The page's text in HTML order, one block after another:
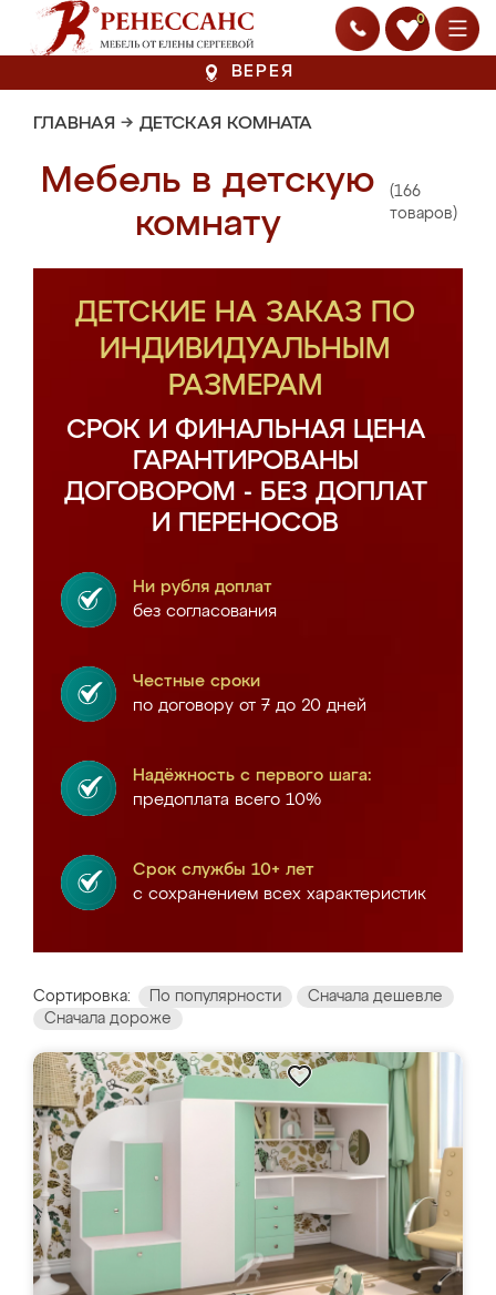
0
ВЕРЕЯ
ГЛАВНАЯ → ДЕТСКАЯ КОМНАТА
Мебель в детскую
комнату
(166
товаров)
ДЕТСКИЕ НА ЗАКАЗ ПО
ИНДИВИДУАЛЬНЫМ
РАЗМЕРАМ
СРОК И ФИНАЛЬНАЯ ЦЕНА
ГАРАНТИРОВАНЫ
ДОГОВОРОМ - БЕЗ ДОПЛАТ
И ПЕРЕНОСОВ
Ни рубля доплат
без согласования
Честные сроки
по договору от 7 до 20 дней
Надёжность с первого шага:
предоплата всего 10%
Срок службы 10+ лет
с сохранением всех характеристик
Сортировка: По популярности
Сначала дешевле
Сначала дороже